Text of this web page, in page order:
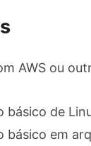
AWS ou
básico de
básico em